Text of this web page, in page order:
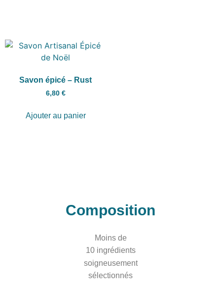
Savon épicé – Rust
6,80 €
Ajouter au panier
Composition
Moins de
10 ingrédients
soigneusement
sélectionnés